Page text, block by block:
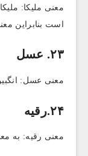
معنی ملیکا:
است بنابراین
۲۳. عسل
معنی عسل:
۲۴.رقیه
معنی رقیه: به